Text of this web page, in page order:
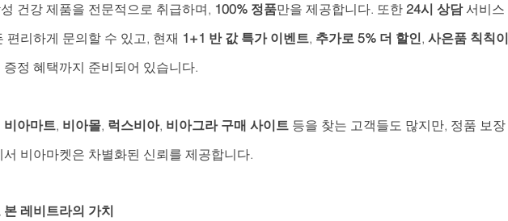
건강 제품을 전문적으로 취급하며, 100% 정품만을 제공합니다. 또한 24시 상담 서비스
편리하게 문의할 수 있고, 현재 1+1 반 값 특가 이벤트, 추가로 5% 더 할인, 사은품 칙칙이
증정 혜택까지 준비되어 있습니다.
비아마트, 비아몰, 럭스비아, 비아그라 구매 사이트 등을 찾는 고객들도 많지만, 정품 보장
서 비아마켓은 차별화된 신뢰를 제공합니다.
레비트라의 가치